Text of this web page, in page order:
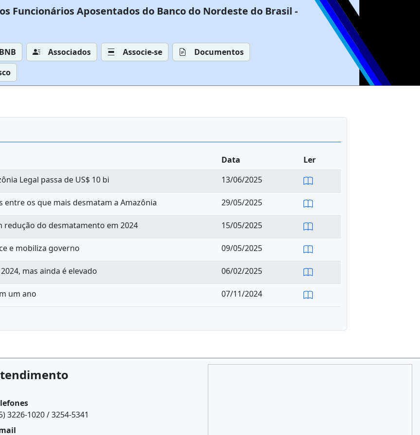
Funcionários Aposentados do Banco do Nordeste do Brasil -
Associados Associe-se
Documentos
Data
Ler
Legal passa de US$ 10 bi
13/06/2025
os que mais desmatam a Amazônia 29/05/2025
do desmatamento em 2024 15/05/2025
e mobiliza governo 09/05/2025
mas ainda é elevado 06/02/2025
um ano 07/11/2024
3226-1020 / 3254-5341